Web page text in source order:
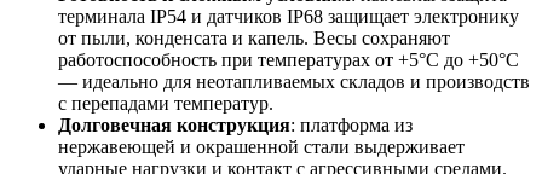
терминала IP54 и датчиков IP68 защищает электронику
от пыли, конденсата и капель. Весы сохраняют
работоспособность при температурах от +5°C до +50°C
— идеально для неотапливаемых складов и производств
с перепадами температур.
Долговечная конструкция: платформа из
нержавеющей и окрашенной стали выдерживает
ударные нагрузки и контакт с агрессивными средами.